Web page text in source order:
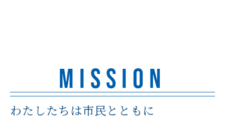
MISSION
わたしたちは市民とともに